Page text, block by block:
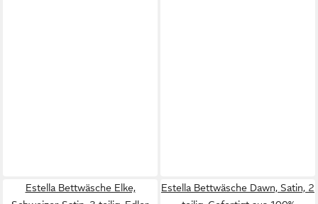
Estella Bettwäsche Elke,
Estella Bettwäsche Dawn, Satin, 2